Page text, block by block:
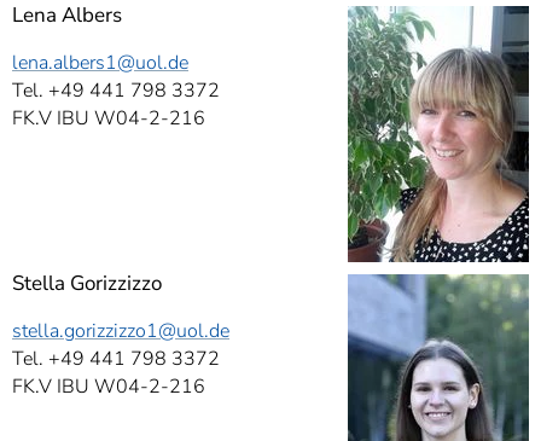
Lena Albers
lena.albers1@uol.de
Tel. +49 441 798 3372
FK.V IBU W04-2-216
Stella Gorizzizzo
stella.gorizzizzo1@uol.de
Tel. +49 441 798 3372
FK.V IBU W04-2-216